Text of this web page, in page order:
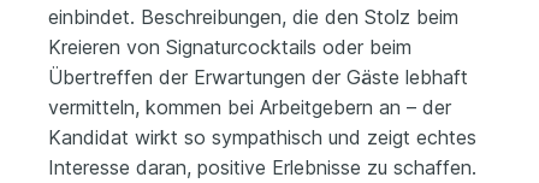
einbindet. Beschreibungen, die den Stolz beim
Kreieren von Signaturcocktails oder beim
Übertreffen der Erwartungen der Gäste lebhaft
vermitteln, kommen bei Arbeitgebern an – der
Kandidat wirkt so sympathisch und zeigt echtes
Interesse daran, positive Erlebnisse zu schaffen.